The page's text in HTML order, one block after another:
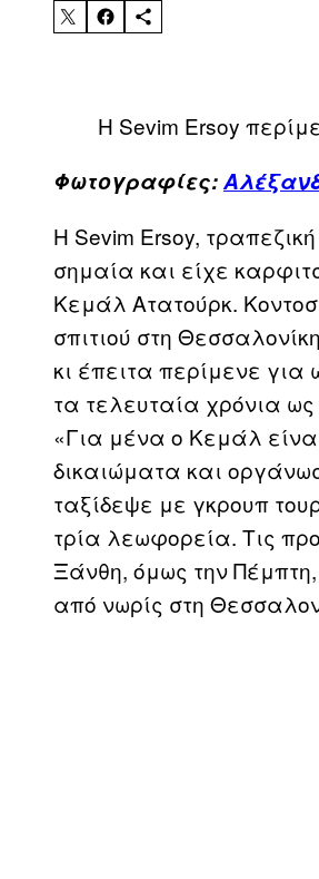
Η Sevim Ersoy
Φωτογραφίες:
Η Sevim Ersoy,
σημαία και είχε
Κεμάλ Ατατούρκ.
σπιτιού στη
κι έπειτα περίμενε για
τα τελευταία χρόνια ως
«Για μένα ο Κεμάλ
δικαιώματα και
ταξίδεψε με γκρουπ
τρία λεωφορεία. Τις
Ξάνθη, όμως την
από νωρίς στη